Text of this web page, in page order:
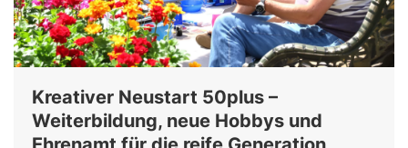
Kreativer Neustart 50plus –
Weiterbildung, neue Hobbys und